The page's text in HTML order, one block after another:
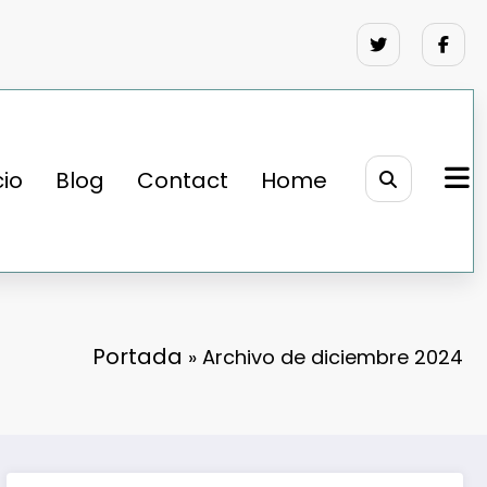
Blog Contact Home
Portada » Archivo de diciembre 2024